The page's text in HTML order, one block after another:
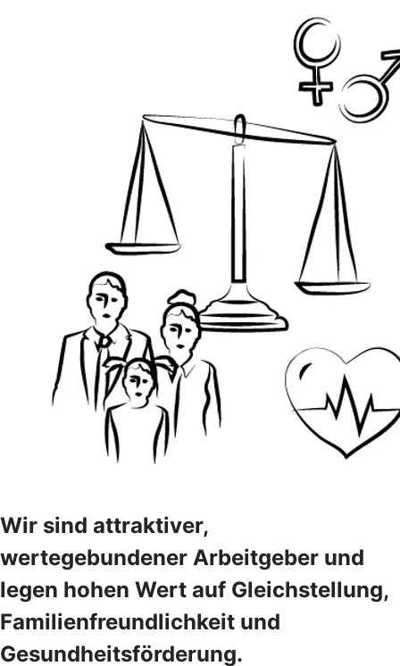
Wir sind attraktiver,
wertegebundener Arbeitgeber und
legen hohen Wert auf Gleichstellung,
Familienfreundlichkeit und
Gesundheitsförderung.